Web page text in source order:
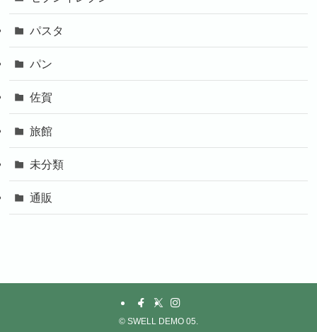
パスタ
パン
佐賀
旅館
未分類
通販
© SWELL DEMO 05.